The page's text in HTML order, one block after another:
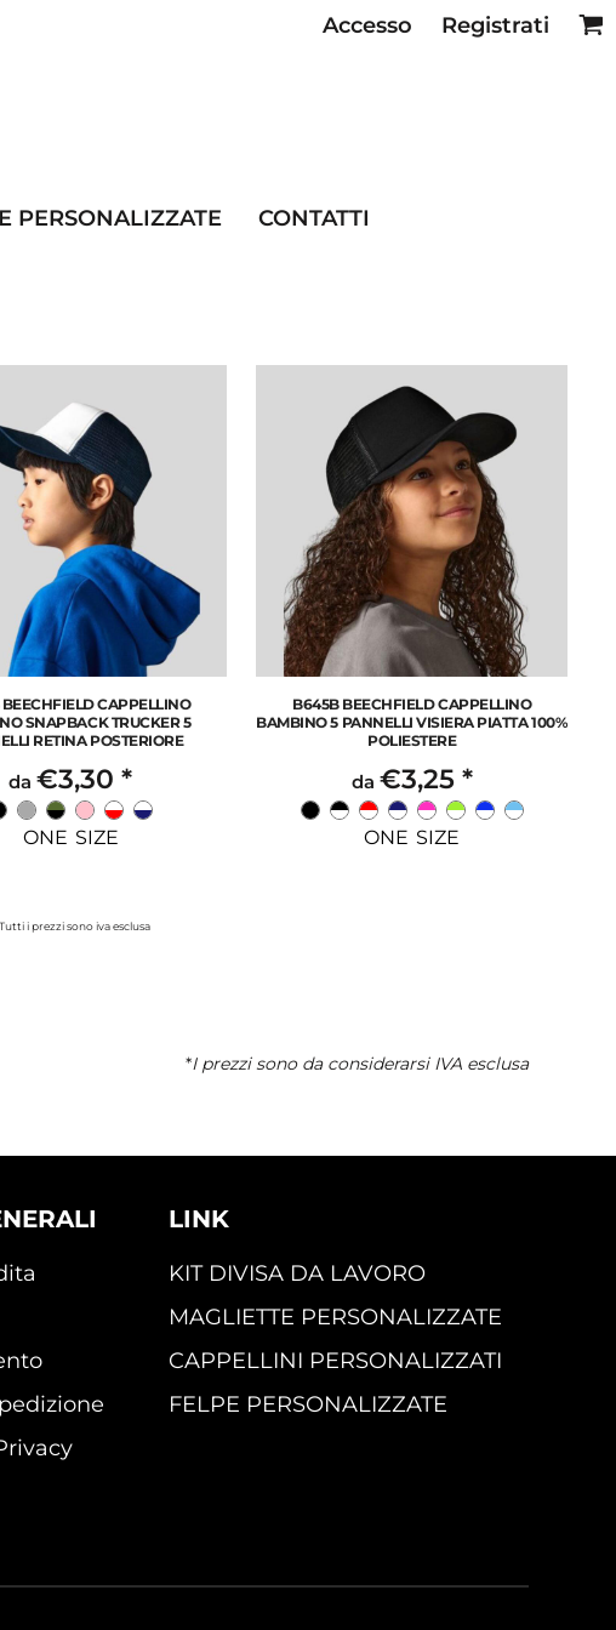
Accesso Registrati
PERSONALIZZATE CONTATTI
CAPPELLINO
SNAPBACK TRUCKER 5
RETINA POSTERIORE
da€3,30*
ONE SIZE
B645B BEECHFIELD CAPPELLINO
BAMBINO 5 PANNELLI VISIERA PIATTA 100%
POLIESTERE
da €3,25 *
ONE SIZE
i prezzi sono iva esclusa
*I prezzi sono da considerarsi IVA esclusa
LINK
KIT DIVISA DA LAVORO
MAGLIETTE PERSONALIZZATE
CAPPELLINI PERSONALIZZATI
FELPE PERSONALIZZATE